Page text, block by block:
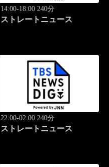
14:00-18:00 240分
ストレートニュース
22:00-02:00 240分
ストレートニュース